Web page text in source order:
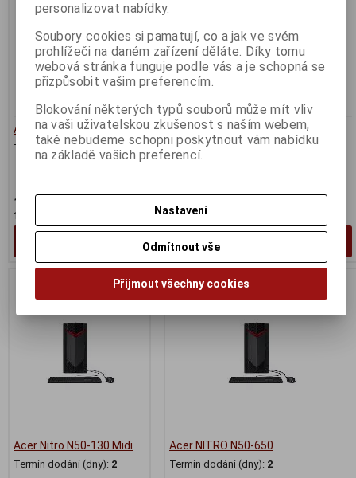
Acer Revo RB610
Termín dodání (dny): 2
12 890 Kč
10 653 Kč (bez DPH:)
Acer Aspire TC-1780 Mini TWR
Termín dodání (dny):2
20 558 Kč
16 990 Kč (bez DPH:)
Acer Nitro N50-130 Midi
Termín dodání (dny): 2
Acer NITRO N50-650
Termín dodání (dny): 2
personalizovat nabídky.
Soubory cookies si pamatují, co a jak ve svém
prohlížeči na daném zařízení děláte. Díky tomu
webová stránka funguje podle vás a je schopná se
přizpůsobit vašim preferencím.
Blokování některých typů souborů může mít vliv
na vaši uživatelskou zkušenost s naším webem,
také nebudeme schopni poskytnout vám nabídku
na základě vašich preferencí.
Nastavení
Odmítnout vše
Přijmout všechny cookies